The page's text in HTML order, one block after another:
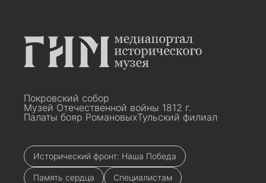
Покровский собор
Музей Отечественной войны 1812 г.
Палаты бояр РомановыхТульский филиал
Исторический фронт: Наша Победа
Память сердца Специалистам